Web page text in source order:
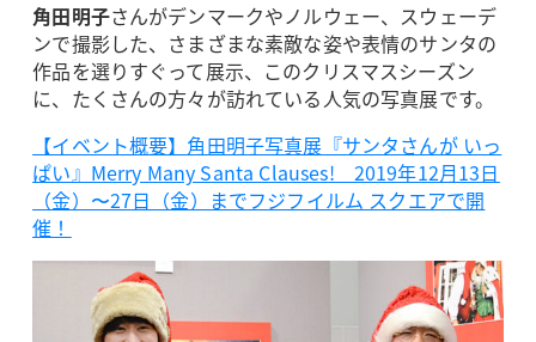
角田明子さんがデンマークやノルウェー、スウェーデ
ンで撮影した、さまざまな素敵な姿や表情のサンタの
作品を選りすぐって展示、このクリスマスシーズン
に、たくさんの方々が訪れている人気の写真展です。
【イベント概要】角田明子写真展『サンタさんが いっ
ぱい』Merry Many Santa Clauses! 2019年12月13日
（金）〜27日（金）までフジフイルム スクエアで開
催！